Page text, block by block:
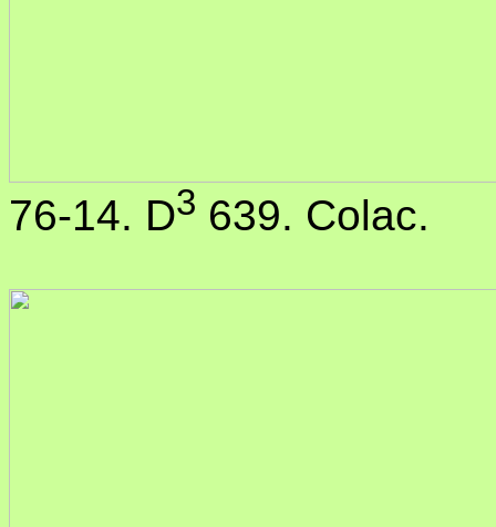
76-14. D3 639. Colac.